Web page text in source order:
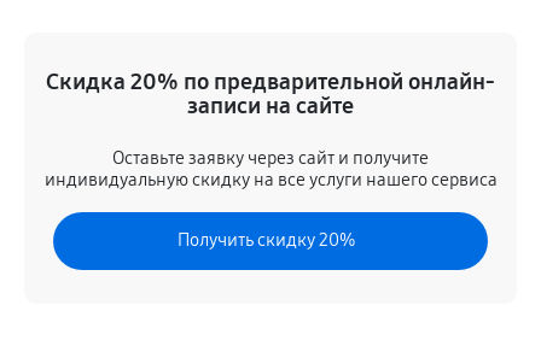
1190 руб
3120 руб 80 минут
Замена экрана ноутбука Asus B1
B1400CEAEEK2241R
Скидка 20% по предварительной онлайн-
записи на сайте
Оставьте заявку через сайт и получите
индивидуальную скидку на все услуги нашего сервиса
Получить скидку 20%